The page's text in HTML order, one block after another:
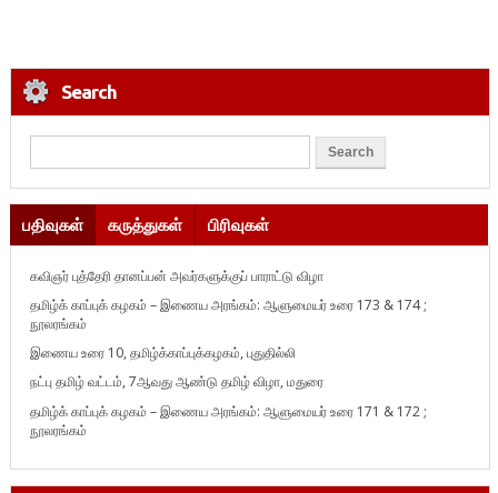
Search
பதிவுகள் கருத்துகள் பிரிவுகள்
கவிஞர் புத்தேரி தானப்பன் அவர்களுக்குப் பாராட்டு விழா
தமிழ்க் காப்புக் கழகம் – இணைய அரங்கம்: ஆளுமையர் உரை 173 & 174 ;
நூலரங்கம்
இணைய உரை 10, தமிழ்க்காப்புக்கழகம், புதுதில்லி
நட்பு தமிழ் வட்டம், 7ஆவது ஆண்டு தமிழ் விழா, மதுரை
தமிழ்க் காப்புக் கழகம் – இணைய அரங்கம்: ஆளுமையர் உரை 171 & 172 ;
நூலரங்கம்